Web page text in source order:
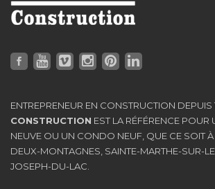
ENTREPRENEUR EN CONSTRUCTION DEPUIS
CONSTRUCTION EST LA RÉFÉRENCE POUR
NEUVE OU UN CONDO NEUF, QUE CE SOIT À
DEUX-MONTAGNES, SAINTE-MARTHE-SUR-
JOSEPH-DU-LAC.